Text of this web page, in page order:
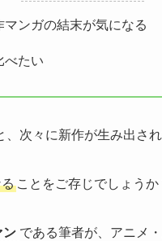
マンガの結末が気になる
べたい
次々に新作が生み出さ
ことをご存じでしょうか
ン である筆者が、 アニメ